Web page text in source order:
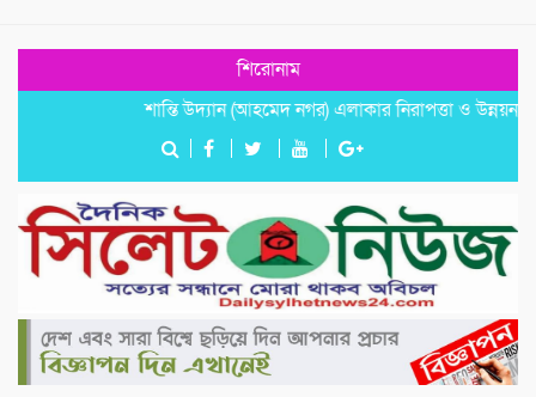
শিরোনাম
শান্তি উদ্যান (আহমেদ নগর) এলাকার নিরাপত্তা ও উন্নয়নমূলক